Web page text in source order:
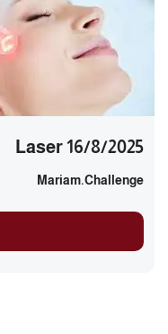
Laser 16/8/2025
Mariam.challenge